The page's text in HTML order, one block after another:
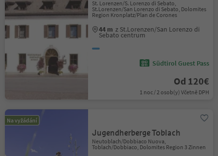
St. Lorenzen/S. Lorenzo di Sebato,
St.Lorenzen/San Lorenzo di Sebato, Dolomites
Region Kronplatz/Plan de Corones
44 m z St.Lorenzen/San Lorenzo di
Sebato centrum
Südtirol Guest Pass
Od 120€
1 noc / 2 osob(y) Včetně DPH
Na vyžádání
Jugendherberge Toblach
Neutoblach/Dobbiaco Nuova,
Toblach/Dobbiaco, Dolomites Region 3 Zinnen